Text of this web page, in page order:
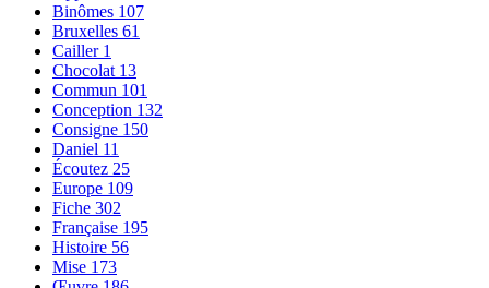
Binômes 107
Bruxelles 61
Cailler 1
Chocolat 13
Commun 101
Conception 132
Consigne 150
Daniel 11
Écoutez 25
Europe 109
Fiche 302
Française 195
Histoire 56
Mise 173